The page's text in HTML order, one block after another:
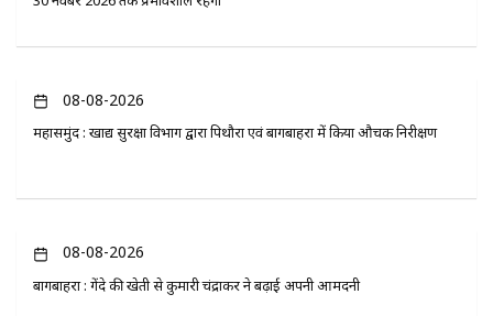
08-08-2026
महासमुंद : खाद्य सुरक्षा विभाग द्वारा पिथौरा एवं बागबाहरा में किया औचक निरीक्षण
08-08-2026
बागबाहरा : गेंदे की खेती से कुमारी चंद्राकर ने बढ़ाई अपनी आमदनी